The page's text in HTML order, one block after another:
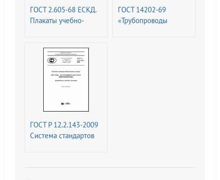
ГОСТ 2.605-68 ЕСКД.
Плакаты учебно-
требования (с
Изменениями N 1, 2)
ГОСТ 14202-69
«Трубопроводы
ГОСТ Р 12.2.143-2009
Система стандартов